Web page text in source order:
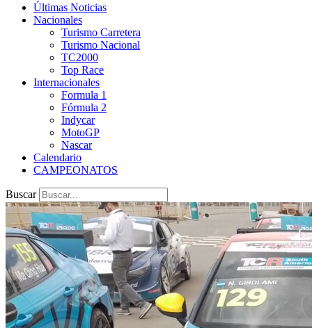
Últimas Noticias
Nacionales
Turismo Carretera
Turismo Nacional
TC2000
Top Race
Internacionales
Formula 1
Fórmula 2
Indycar
MotoGP
Nascar
Calendario
CAMPEONATOS
Buscar